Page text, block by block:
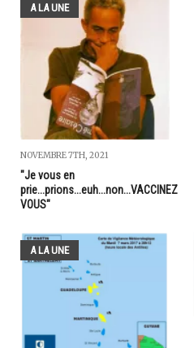
A LA UNE
NOVEMBRE 7TH, 2021
"Je vous en
prie...prions...euh...non...VACCINEZ
VOUS"
A LA UNE